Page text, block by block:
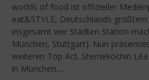
worlds of food ist offizieller
eat&STYLE, Deutschlands
insgesamt vier Städten Station
München, Stuttgart). Nun
weiteren Top Act. Sterneköchin
in München....